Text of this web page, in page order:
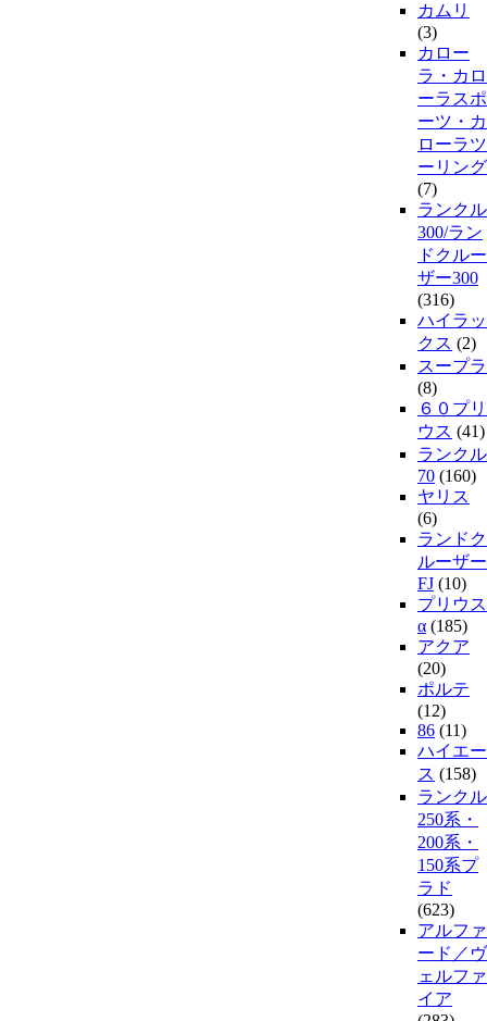
カムリ
(3)
カロー
ラ・カロ
ーラスポ
ーツ・カ
ローラツ
ーリング
(7)
ランクル
300/ラン
ドクルー
ザー300
(316)
ハイラッ
クス (2)
スープラ
(8)
６０プリ
ウス (41)
ランクル
70 (160)
ヤリス
(6)
ランドク
ルーザー
FJ (10)
プリウス
α (185)
アクア
(20)
ポルテ
(12)
86 (11)
ハイエー
ス (158)
ランクル
250系・
200系・
150系プ
ラド
(623)
アルファ
ード／ヴ
ェルファ
イア